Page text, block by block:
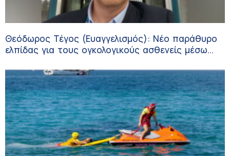
Θεόδωρος Τέγος (Ευαγγελισμός): Νέο παράθυρο
ελπίδας για τους ογκολογικούς ασθενείς μέσω